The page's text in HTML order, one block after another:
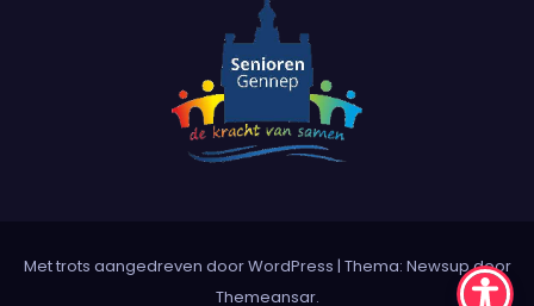
Met trots aangedreven door WordPress | Thema: Newsupdoor
Themeansar.